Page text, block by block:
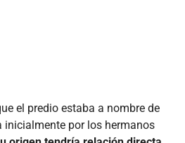
el predio estaba a nombre de
por los hermanos